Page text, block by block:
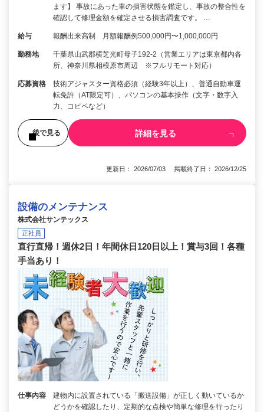
ます】 事故にあった車の損害状態を鑑定し、事故の整合性を
確認して修理金額を確定させる損害調査です。 …
給与 報酬出来高制 月額報酬例500,000円〜1,000,000円
勤務地
千葉県山武郡横芝光町母子192-2（営業エリアは東京都内各
所、神奈川県相模原市周辺 ※フルリモート対応）
応募資格
技術アジャスター資格必須（経験3年以上）、普通自動車運
転免許（AT限定可）、パソコンの基本操作（文字・数字入
力、コピペなど）
後で見る 詳細を見る
更新日： 2026/07/03 掲載終了日： 2026/12/25
設備のメンテナンス
株式会社サンテックス
正社員
直行直帰！週休2日！年間休日120日以上！賞与3回！各種
手当あり！
仕事内容
建物内に設置されている「搬送設備」が正しく動いているか
どうかを確認したり、定期的な点検や簡単な修理を行ったり